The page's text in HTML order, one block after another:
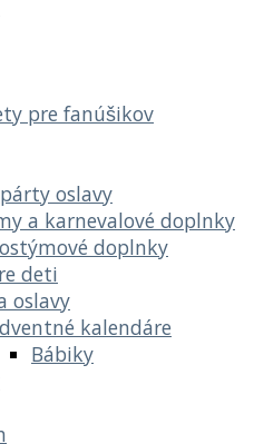
pre fanúšikov
oslavy
a karnevalové doplnky
doplnky
deti
oslavy
kalendáre
Bábiky